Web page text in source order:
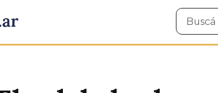
Buscar
en